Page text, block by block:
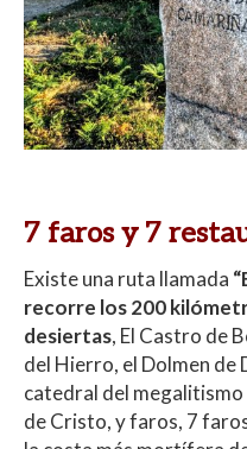
7 faros y 7
Existe una ruta llamada
recorre los 200
desiertas, El Castro de
del Hierro, el Dolmen de
catedral del
de Cristo, y faros, 7